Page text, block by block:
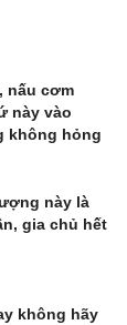
nấu cơm
này vào
không hỏng
này là
gia chủ hết
không hãy